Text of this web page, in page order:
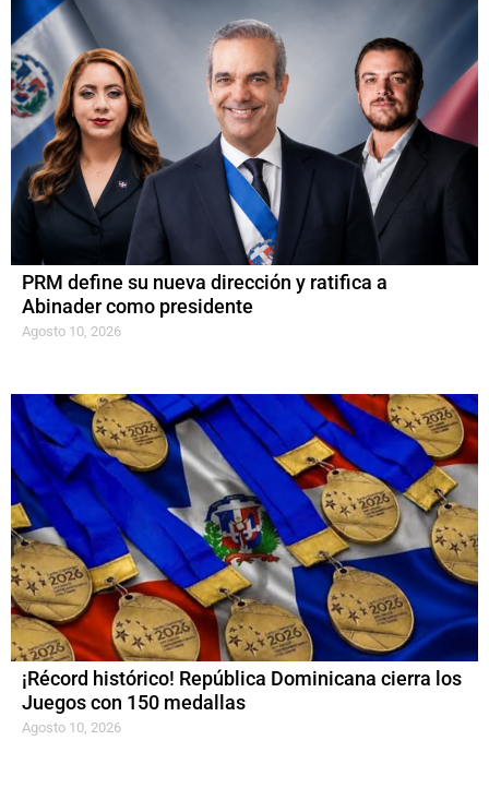
PRM define su nueva dirección y ratifica a
Abinader como presidente
Agosto 10, 2026
¡Récord histórico! República Dominicana cierra los
Juegos con 150 medallas
Agosto 10, 2026